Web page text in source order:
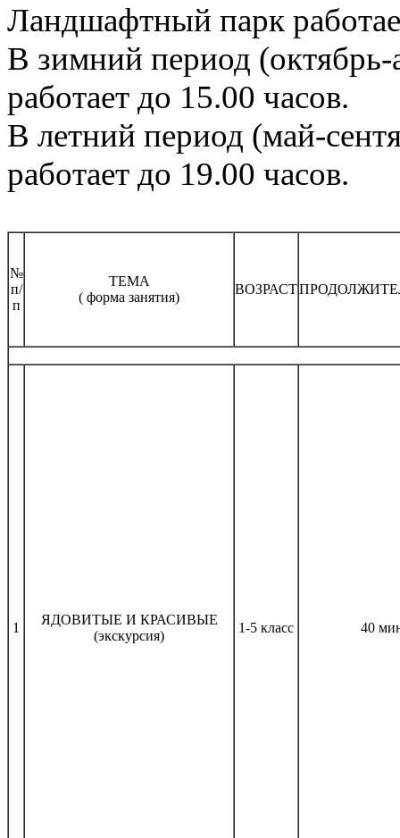
Ландшафтный парк
В зимний период
работает до 15.00 часов.
В летний период (май-
работает до 19.00 часов.
№
п/
п
ТЕМА
( форма занятия)
ВОЗРАСТ
1
ЯДОВИТЫЕ И КРАСИВЫЕ
(экскурсия)
1-5 класс 40